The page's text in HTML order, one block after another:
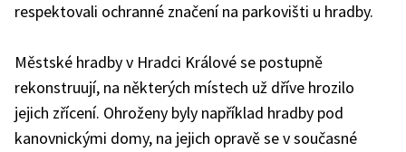
respektovali ochranné značení na parkovišti u hradby.
Městské hradby v Hradci Králové se postupně
rekonstruují, na některých místech už dříve hrozilo
jejich zřícení. Ohroženy byly například hradby pod
kanovnickými domy, na jejich opravě se v současné